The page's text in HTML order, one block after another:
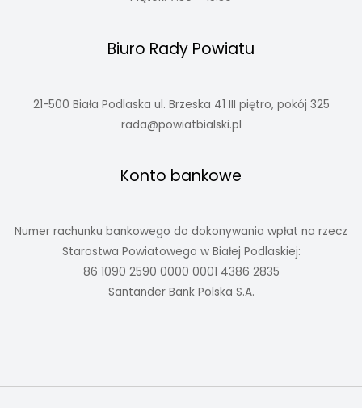
Biuro Rady Powiatu
21-500 Biała Podlaska ul. Brzeska 41 III piętro, pokój 325
rada@powiatbialski.pl
Konto bankowe
Numer rachunku bankowego do dokonywania wpłat na rzecz
Starostwa Powiatowego w Białej Podlaskiej:
86 1090 2590 0000 0001 4386 2835
Santander Bank Polska S.A.